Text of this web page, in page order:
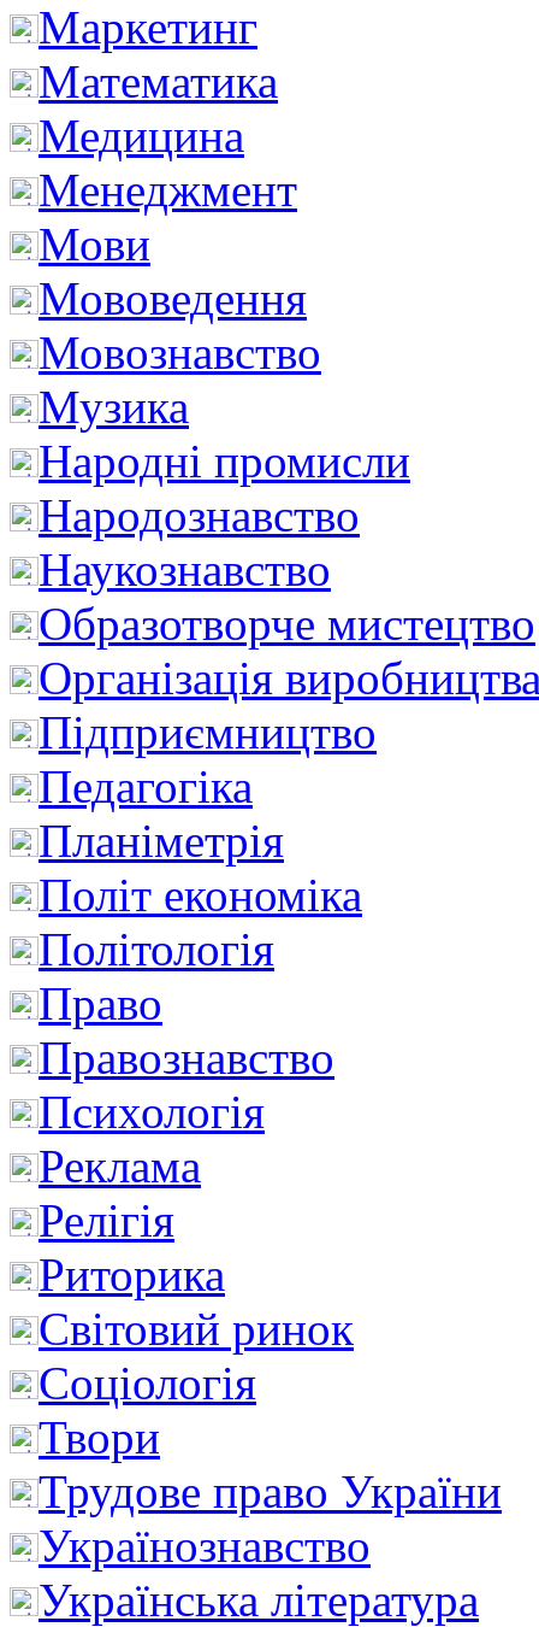
Маркетинг
Математика
Медицина
Менеджмент
Мови
Мововедення
Мовознавство
Музика
Народні промисли
Народознавство
Наукознавство
Образотворче мистецтво
Організація
Підприємництво
Педагогіка
Планіметрія
Політ економіка
Політологія
Право
Правознавство
Психологія
Реклама
Релігія
Риторика
Світовий ринок
Соціологія
Твори
Трудове право України
Українознавство
Українська література